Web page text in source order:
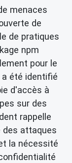
menaces
de
de pratiques
npm
pour le
a été identifié
d'accès à
sur des
rappelle
des attaques
la nécessité